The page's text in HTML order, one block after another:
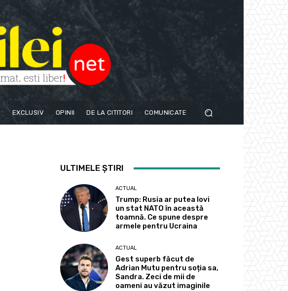
EXCLUSIV OPINII DE LA CITITORI COMUNICATE
ULTIMELE ȘTIRI
ACTUAL
Trump: Rusia ar putea lovi
un stat NATO în această
toamnă. Ce spune despre
armele pentru Ucraina
ACTUAL
Gest superb făcut de
Adrian Mutu pentru soția sa,
Sandra. Zeci de mii de
oameni au văzut imaginile